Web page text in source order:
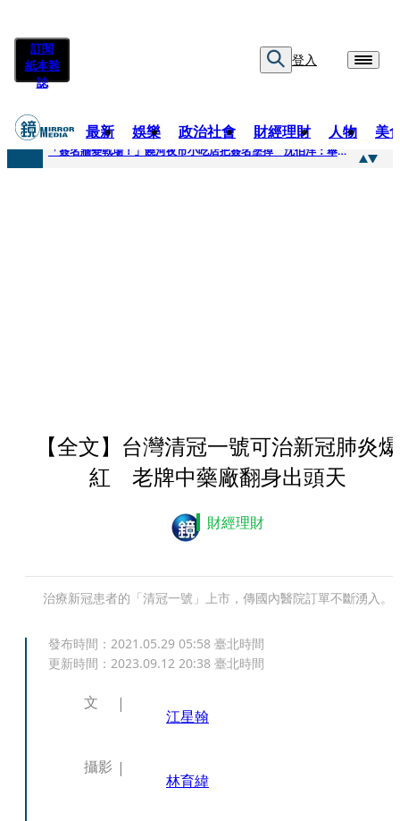
訂閱
紙本雜
誌
登入
最新 娛樂 政治社會 財經理財 人物 美
快訊
「簽名牆變戰場！」饒河夜市小吃店把簽名塗掉 沈伯洋：舉雙手贊成
【全文】台灣清冠一號可治新冠肺炎爆
紅 老牌中藥廠翻身出頭天
財經理財
治療新冠患者的「清冠一號」上市，傳國內醫院訂單不斷湧入。
發布時間： 2021.05.29 05:58 臺北時間
更新時間： 2023.09.12 20:38 臺北時間
文
江星翰
攝影
林育緯